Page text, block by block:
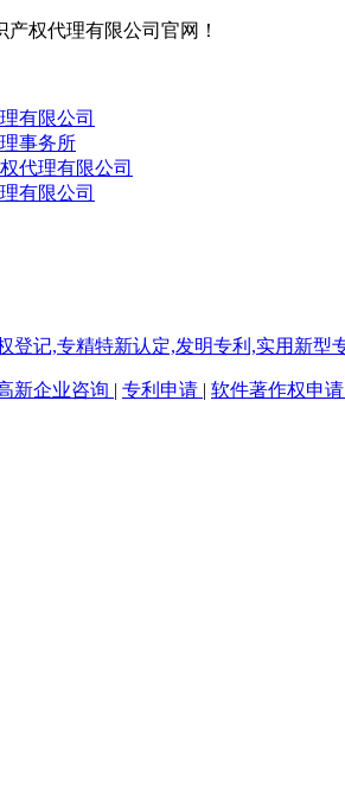
权代理有限公司官网！
有限公司
事务所
代理有限公司
有限公司
新企业咨询 | 专利申请 | 软件著作权申请